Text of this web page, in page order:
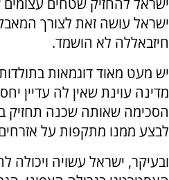
ישראל להחזיק שטחים עצומים
ישראל עושה זאת לצורך המאבק
חיזבאללה לא הושמד.
יש מעט מאוד דוגמאות
מדינה עוינת שאין לה עדיין
הסכימה שאותה שכנה תחזיק
לבצע ממנו מתקפות על
ובעיקר, ישראל עשויה ויכולה